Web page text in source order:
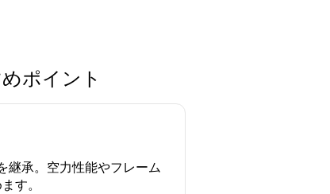
ポイント
継承。空力性能やフレーム
す。